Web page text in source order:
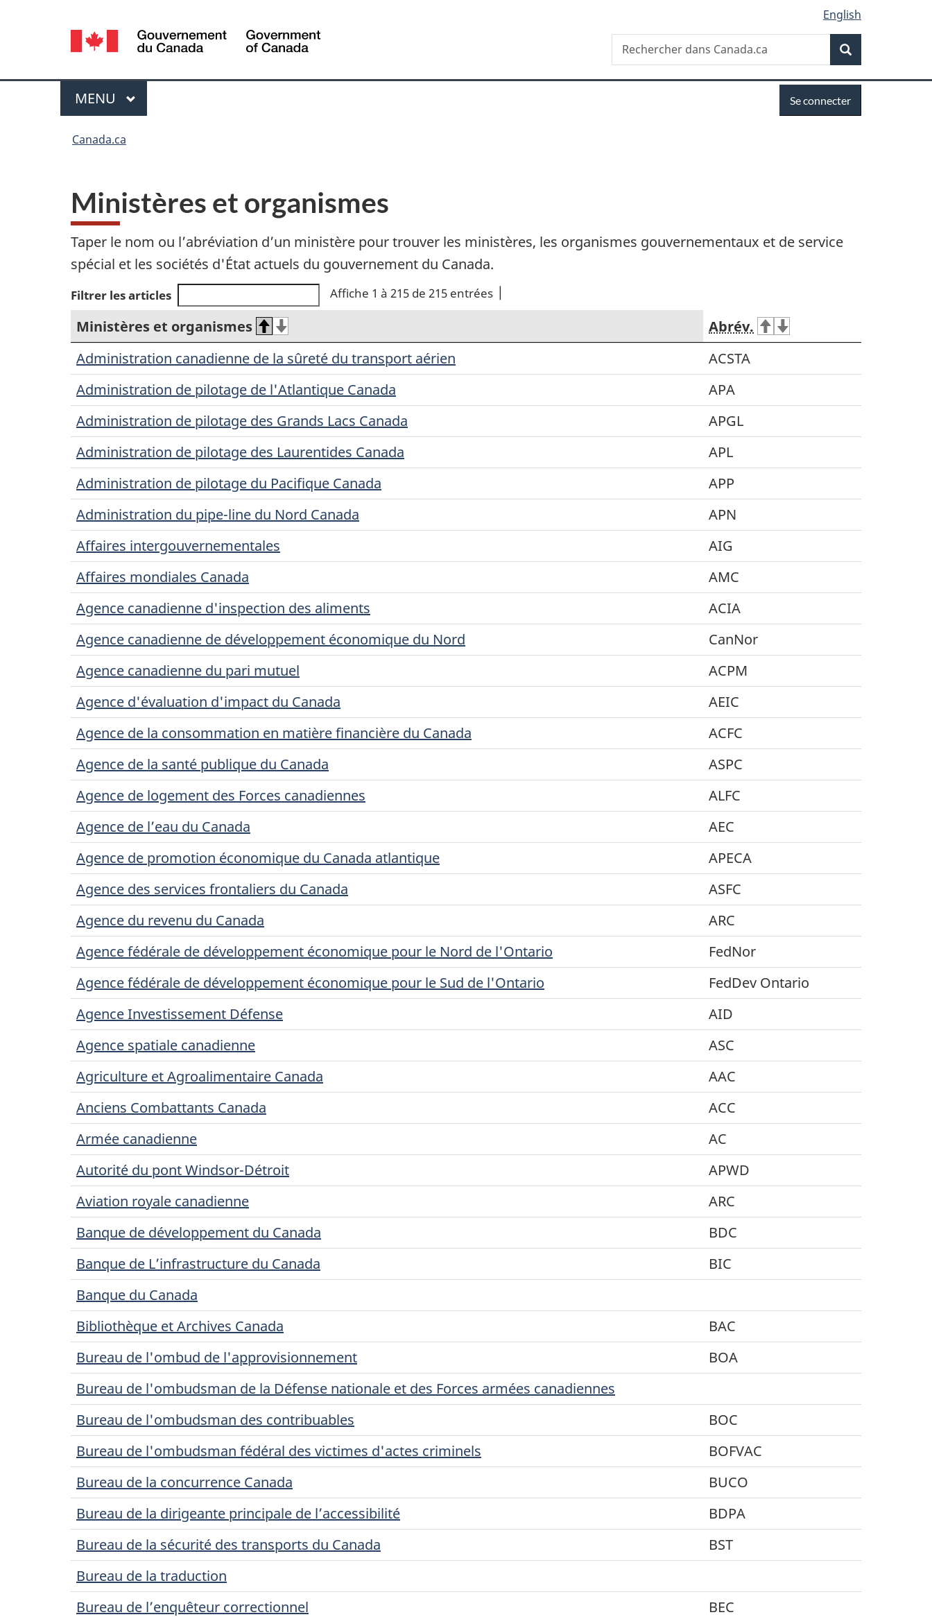
Invitations
sujet
HTML
Sélection
de
la
langue
English
Canada
Recherche
Rechercher
dans
Menu
MENU PRINCIPAL Se connecter
Canada.ca
Ministères et organismes
Taper le nom ou l’abréviation d’un ministère pour trouver les ministères, les organismes gouvernementaux et de service
spécial et les sociétés d'État actuels du gouvernement du Canada.
Filtrer les articles Affiche 1 à 215 de 215 entrées
Ministères et organismes
Abrév.
Administration canadienne de la sûreté du transport aérien
ACSTA
Administration de pilotage de l'Atlantique Canada
APA
Administration de pilotage des Grands Lacs Canada
APGL
Administration de pilotage des Laurentides Canada
APL
Administration de pilotage du Pacifique Canada
APP
Administration du pipe-line du Nord Canada
APN
Affaires intergouvernementales
AIG
Affaires mondiales Canada
AMC
Agence canadienne d'inspection des aliments
ACIA
Agence canadienne de développement économique du Nord
CanNor
Agence canadienne du pari mutuel
ACPM
Agence d'évaluation d'impact du Canada
AEIC
Agence de la consommation en matière financière du Canada
ACFC
Agence de la santé publique du Canada
ASPC
Agence de logement des Forces canadiennes
ALFC
Agence de l’eau du Canada
AEC
Agence de promotion économique du Canada atlantique
APECA
Agence des services frontaliers du Canada
ASFC
Agence du revenu du Canada
ARC
Agence fédérale de développement économique pour le Nord de l'Ontario
FedNor
Agence fédérale de développement économique pour le Sud de l'Ontario
FedDev Ontario
Agence Investissement Défense
AID
Agence spatiale canadienne
ASC
Agriculture et Agroalimentaire Canada
AAC
Anciens Combattants Canada
ACC
Armée canadienne
AC
Autorité du pont Windsor-Détroit
APWD
Aviation royale canadienne
ARC
Banque de développement du Canada
BDC
Banque de L’infrastructure du Canada
BIC
Banque du Canada
Bibliothèque et Archives Canada
BAC
Bureau de l'ombud de l'approvisionnement
BOA
Bureau de l'ombudsman de la Défense nationale et des Forces armées canadiennes
Bureau de l'ombudsman des contribuables
BOC
Bureau de l'ombudsman fédéral des victimes d'actes criminels
BOFVAC
Bureau de la concurrence Canada
BUCO
Bureau de la dirigeante principale de l’accessibilité
BDPA
Bureau de la sécurité des transports du Canada
BST
Bureau de la traduction
Bureau de l’enquêteur correctionnel
BEC